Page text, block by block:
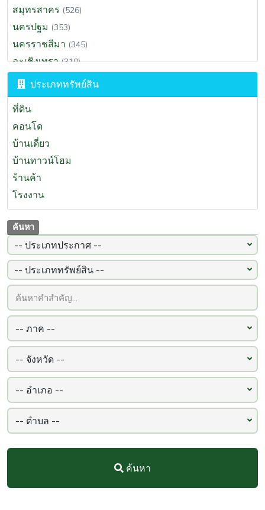
สมุทรสาคร (526)
นครปฐม (353)
นครราชสีมา (345)
ฉะเชิงเทรา(310)
สุราษฎร์ธานี (295)
ขอนแก่น(286)
ประจวบคีรีขันธ์
นครนายก
สระบุรี(199)
พระนครศรีอยุธยา
เพชรบุรี
นครศรีธรรมราช
เชียงราย(96)
นครสวรรค์(93)
ภูเก็ต(93)
ลำพูน(92)
ปราจีนบุรี (86)
ประเภททรัพย์สิน
ที่ดิน
คอนโด
บ้านเดี่ยว
บ้านทาวน์โฮม
ร้านค้า
โรงงาน
ค้นหา
ค้นหา